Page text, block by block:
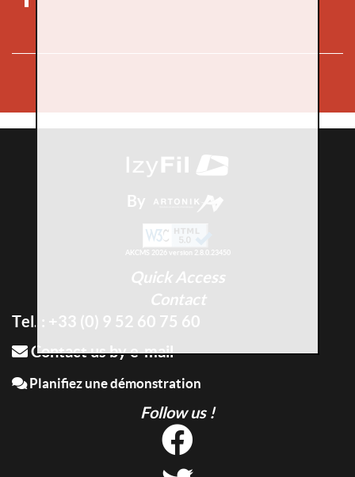
By
AKCMS 2026 version 2.8.0.23450
Quick Access
Contact
Tel. : +33 (0) 9 52 60 75 60
Contact us by e-mail
Planifiez une démonstration
Follow us !